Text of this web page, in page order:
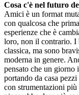
Cosa c'è nel futuro
Amici è un format
con qualcosa che
esperienze che è
loro, non il contrario. I
classica, ma sono
moderna in genere.
pensato che un giorno
portando da casa
con strumentazioni